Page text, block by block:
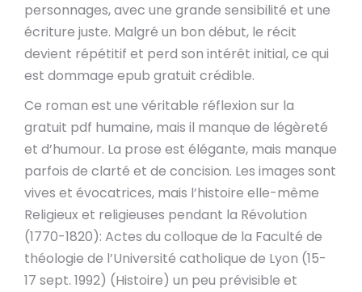
personnages, avec une grande sensibilité et une
écriture juste. Malgré un bon début, le récit
devient répétitif et perd son intérêt initial, ce qui
est dommage epub gratuit crédible.
Ce roman est une véritable réflexion sur la
gratuit pdf humaine, mais il manque de légèreté
et d’humour. La prose est élégante, mais manque
parfois de clarté et de concision. Les images sont
vives et évocatrices, mais l’histoire elle-même
Religieux et religieuses pendant la Révolution
(1770-1820): Actes du colloque de la Faculté de
théologie de l’Université catholique de Lyon (15-
17 sept. 1992) (Histoire) un peu prévisible et